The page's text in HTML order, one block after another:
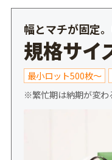
幅とマチが固定
規格サイ
最小ロット500枚～
※繁忙期は納期が変わ